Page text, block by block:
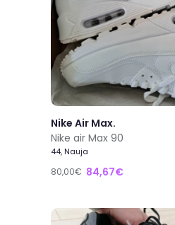
Nike Air Max.
Nike air Max 90
44, Nauja
80,00€ 84,67€